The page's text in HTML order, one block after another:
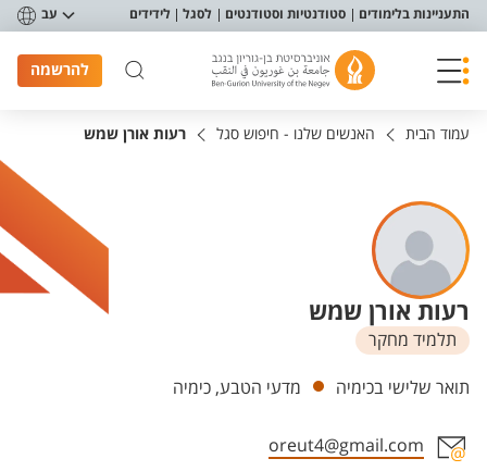
תפריט נגישות
התעניינות בלימודים סטודנטיות וסטודנטים לסגל לידידים עב
להרשמה
עמוד הבית האנשים שלנו - חיפוש סגל רעות אורן שמש
רעות אורן שמש
תלמיד מחקר
יחידות
תואר שלישי בכימיה מדעי הטבע, כימיה
oreut4@gmail.com